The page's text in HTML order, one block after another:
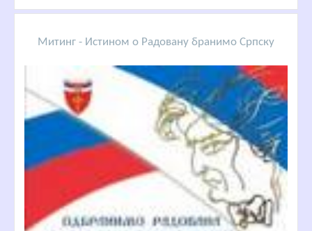
Митинг - Истином о Радовану бранимо Српску